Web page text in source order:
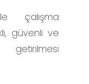
çalışma
güvenli ve